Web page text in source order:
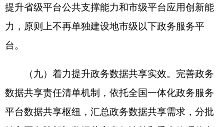
界、服务内容，提升帮办代办响应率、解决率和满
意度。提供线上高频服务事项专业人工帮办代办，
推行语音唤起、预约、办理和问答式引导等智能帮